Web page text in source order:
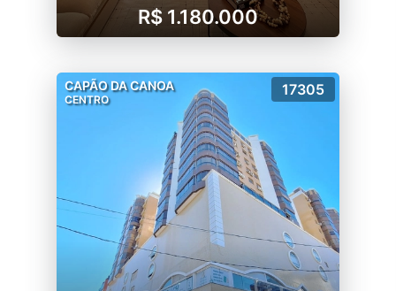
R$ 1.180.000
CAPÃO DA CANOA
CENTRO
17305